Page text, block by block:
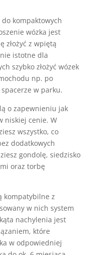
do kompaktowych
wózka jest
złożyć z wpiętą
istotne dla
szybko złożyć wózek
np. po
w parku.
o zapewnieniu jak
niskiej cenie. W
wszystko, co
dodatkowych
gondolę, siedzisko
oraz torbę
kompatybilne z
w nich system
nachylenia jest
które
w odpowiedniej